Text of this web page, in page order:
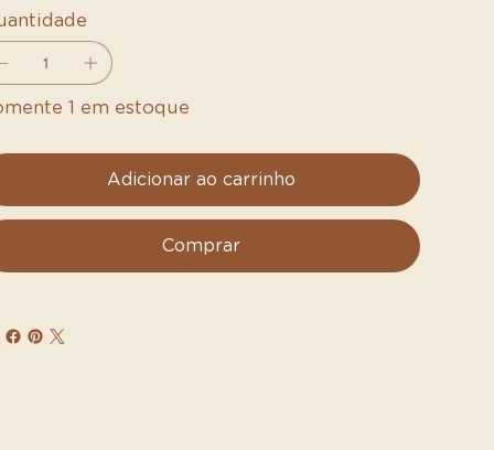
1 em estoque
Adicionar ao carrinho
Comprar